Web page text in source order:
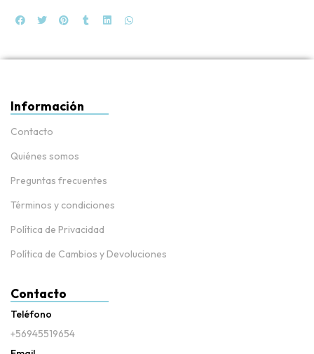
Información
Contacto
Quiénes somos
Preguntas frecuentes
Términos y condiciones
Política de Privacidad
Política de Cambios y Devoluciones
Contacto
Teléfono
+56945519654